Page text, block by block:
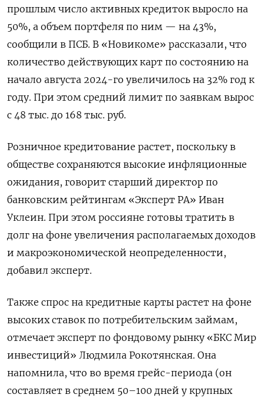
прошлым число активных кредиток выросло на
50%, а объем портфеля по ним — на 43%,
сообщили в ПСБ. В «Новикоме» рассказали, что
количество действующих карт по состоянию на
начало августа 2024-го увеличилось на 32% год к
году. При этом средний лимит по заявкам вырос
с 48 тыс. до 168 тыс. руб.
Розничное кредитование растет, поскольку в
обществе сохраняются высокие инфляционные
ожидания, говорит старший директор по
банковским рейтингам «Эксперт РА» Иван
Уклеин. При этом россияне готовы тратить в
долг на фоне увеличения располагаемых доходов
и макроэкономической неопределенности,
добавил эксперт.
Также спрос на кредитные карты растет на фоне
высоких ставок по потребительским займам,
отмечает эксперт по фондовому рынку «БКС Мир
инвестиций» Людмила Рокотянская. Она
напомнила, что во время грейс-периода (он
составляет в среднем 50–100 дней у крупных